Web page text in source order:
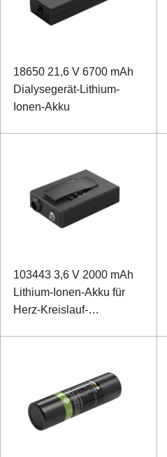
18650 21,6 V 6700 mAh
Dialysegerät-Lithium-
Ionen-Akku
103443 3,6 V 2000 mAh
Lithium-Ionen-Akku für
Herz-Kreislauf-